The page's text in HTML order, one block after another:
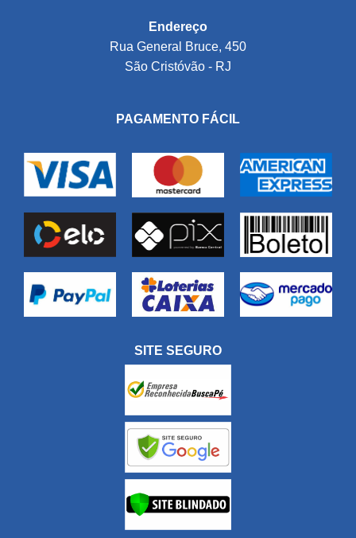
Endereço
Rua General Bruce, 450
São Cristóvão - RJ
PAGAMENTO FÁCIL
SITE SEGURO